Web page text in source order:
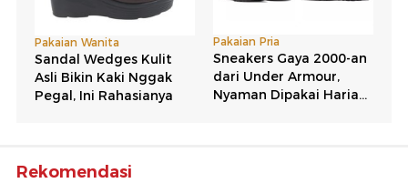
Rekomendasi